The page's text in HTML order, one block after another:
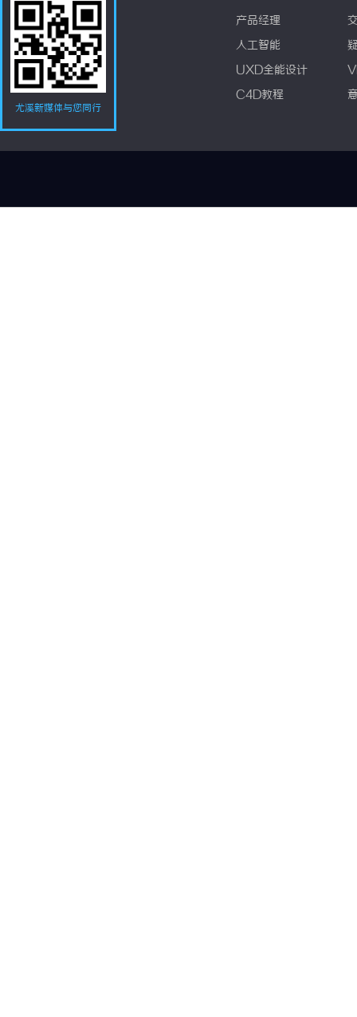
尤溪新媒体与您同行
产品经理
人工智能
UXD全能设计
C4D教程